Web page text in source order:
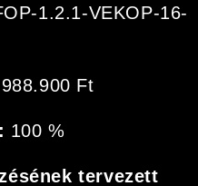
1.2.1-VEKOP-16-
Ft
100 %
tervezett